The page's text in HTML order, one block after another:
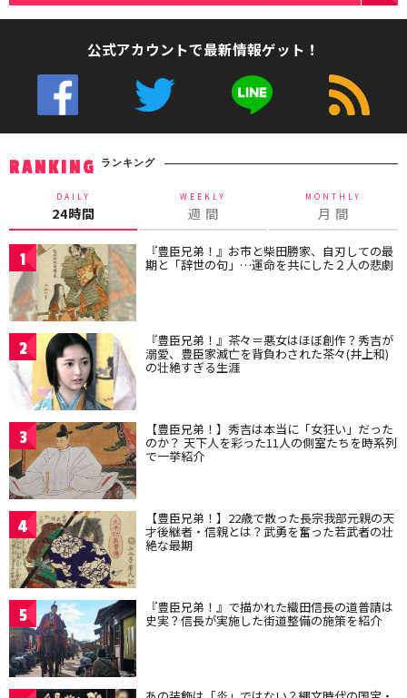
公式アカウントで最新情報ゲット！
RANKING ランキング
DAILY
24時間
WEEKLY
週 間
MONTHLY
月 間
1 『豊臣兄弟！』お市と柴田勝家、自刃しての最
期と「辞世の句」…運命を共にした２人の悲劇
2 『豊臣兄弟！』茶々＝悪女はほぼ創作？秀吉が
溺愛、豊臣家滅亡を背負わされた茶々(井上和)
の壮絶すぎる生涯
3 【豊臣兄弟！】秀吉は本当に「女狂い」だった
のか？ 天下人を彩った11人の側室たちを時系列
で一挙紹介
4 【豊臣兄弟！】22歳で散った長宗我部元親の天
才後継者・信親とは？武勇を奮った若武者の壮
絶な最期
5 『豊臣兄弟！』で描かれた織田信長の道普請は
史実？信長が実施した街道整備の施策を紹介